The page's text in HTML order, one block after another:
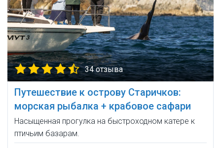
34 отзыва
Путешествие к острову Старичков:
морская рыбалка + крабовое сафари
Насыщенная прогулка на быстроходном катере к
птичьим базарам.